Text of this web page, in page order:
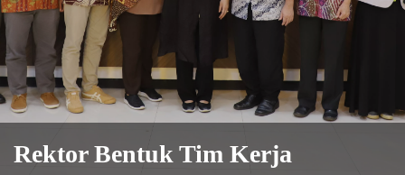
Rektor Bentuk Tim Kerja